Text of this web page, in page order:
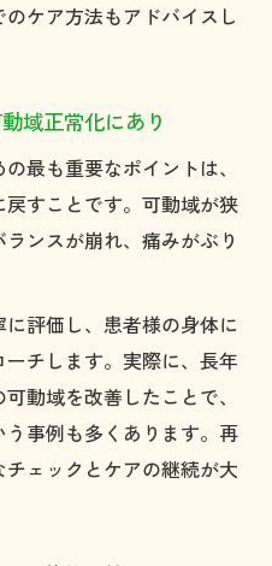
ケア方法もアドバイスし
域正常化にあり
最も重要なポイントは、
すことです。可動域が狭
ンスが崩れ、痛みがぶり
評価し、患者様の身体に
チします。実際に、長年
動域を改善したことで、
事例も多くあります。再
ェックとケアの継続が大